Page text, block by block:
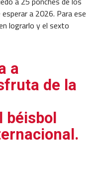
a 2026. Para ese
lograrlo y el sexto
a
de la
béisbol